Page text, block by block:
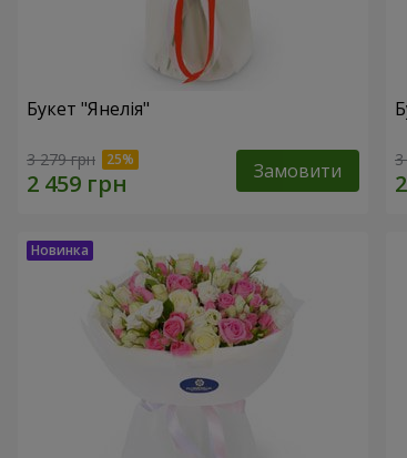
Букет "Янелія"
3 279 грн Замовити 3